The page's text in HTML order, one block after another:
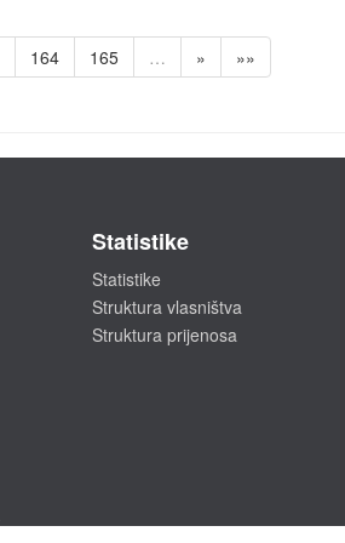
164 165 … » »»
Statistike
Statistike
Struktura vlasništva
Struktura prijenosa